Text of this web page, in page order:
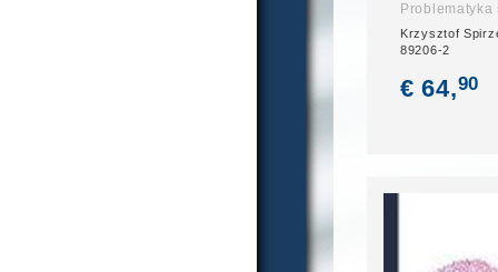
Krzysztof
89206-2
€ 64,90